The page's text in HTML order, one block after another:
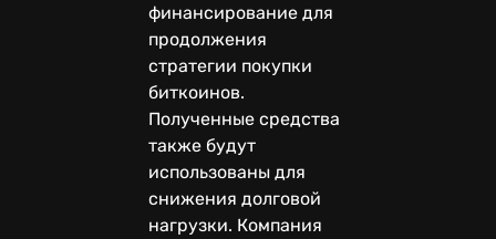
финансирование для
продолжения
стратегии покупки
биткоинов.
Полученные средства
также будут
использованы для
снижения долговой
нагрузки. Компания